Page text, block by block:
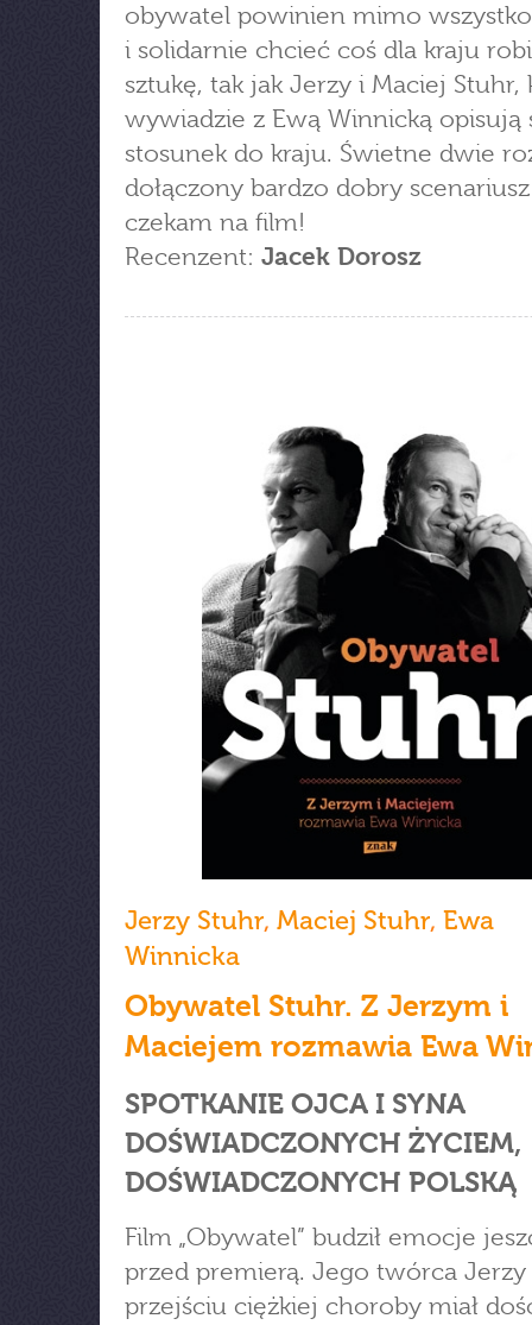
obywatel powinien mimo
i solidarnie chcieć coś dla kraju
sztukę, tak jak Jerzy i Maciej
wywiadzie z Ewą Winnicką opisują
stosunek do kraju. Świetne dwie
dołączony bardzo dobry
czekam na film!
Recenzent: Jacek Dorosz
Jerzy Stuhr, Maciej Stuhr, Ewa
Winnicka
Obywatel Stuhr. Z Jerzym i
Maciejem rozmawia Ewa
SPOTKANIE OJCA I SYNA
DOŚWIADCZONYCH ŻYCIEM,
DOŚWIADCZONYCH POLSKĄ
Film „Obywatel” budził emocje
przed premierą. Jego twórca
przejściu ciężkiej choroby miał